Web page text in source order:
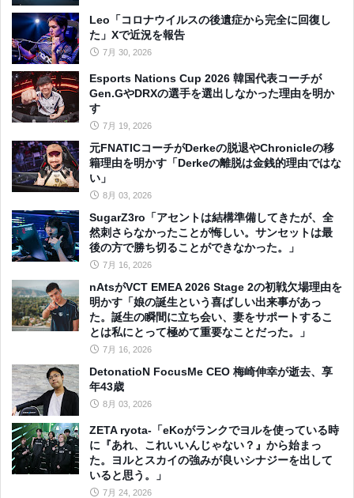
Leo「コロナウイルスの後遺症から完全に回復し
た」Xで近況を報告
7月 30, 2026
Esports Nations Cup 2026 韓国代表コーチが
Gen.GやDRXの選手を選出しなかった理由を明か
す
7月 19, 2026
元FNATICコーチがDerkeの脱退やChronicleの移
籍理由を明かす「Derkeの離脱は金銭的理由ではな
い」
8月 03, 2026
SugarZ3ro「アセントは結構準備してきたが、全
然刺さらなかったことが悔しい。サンセットは最
後の方で勝ち切ることができなかった。」
7月 16, 2026
nAtsがVCT EMEA 2026 Stage 2の初戦欠場理由を
明かす「娘の誕生という喜ばしい出来事があっ
た。誕生の瞬間に立ち会い、妻をサポートするこ
とは私にとって極めて重要なことだった。」
7月 16, 2026
DetonatioN FocusMe CEO 梅崎伸幸が逝去、享
年43歳
8月 03, 2026
ZETA ryota-「eKoがランクでヨルを使っている時
に『あれ、これいいんじゃない？』から始まっ
た。ヨルとスカイの強みが良いシナジーを出して
いると思う。」
7月 24, 2026